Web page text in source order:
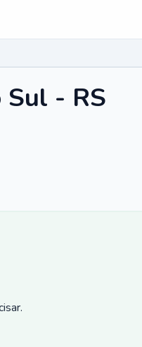
- RS